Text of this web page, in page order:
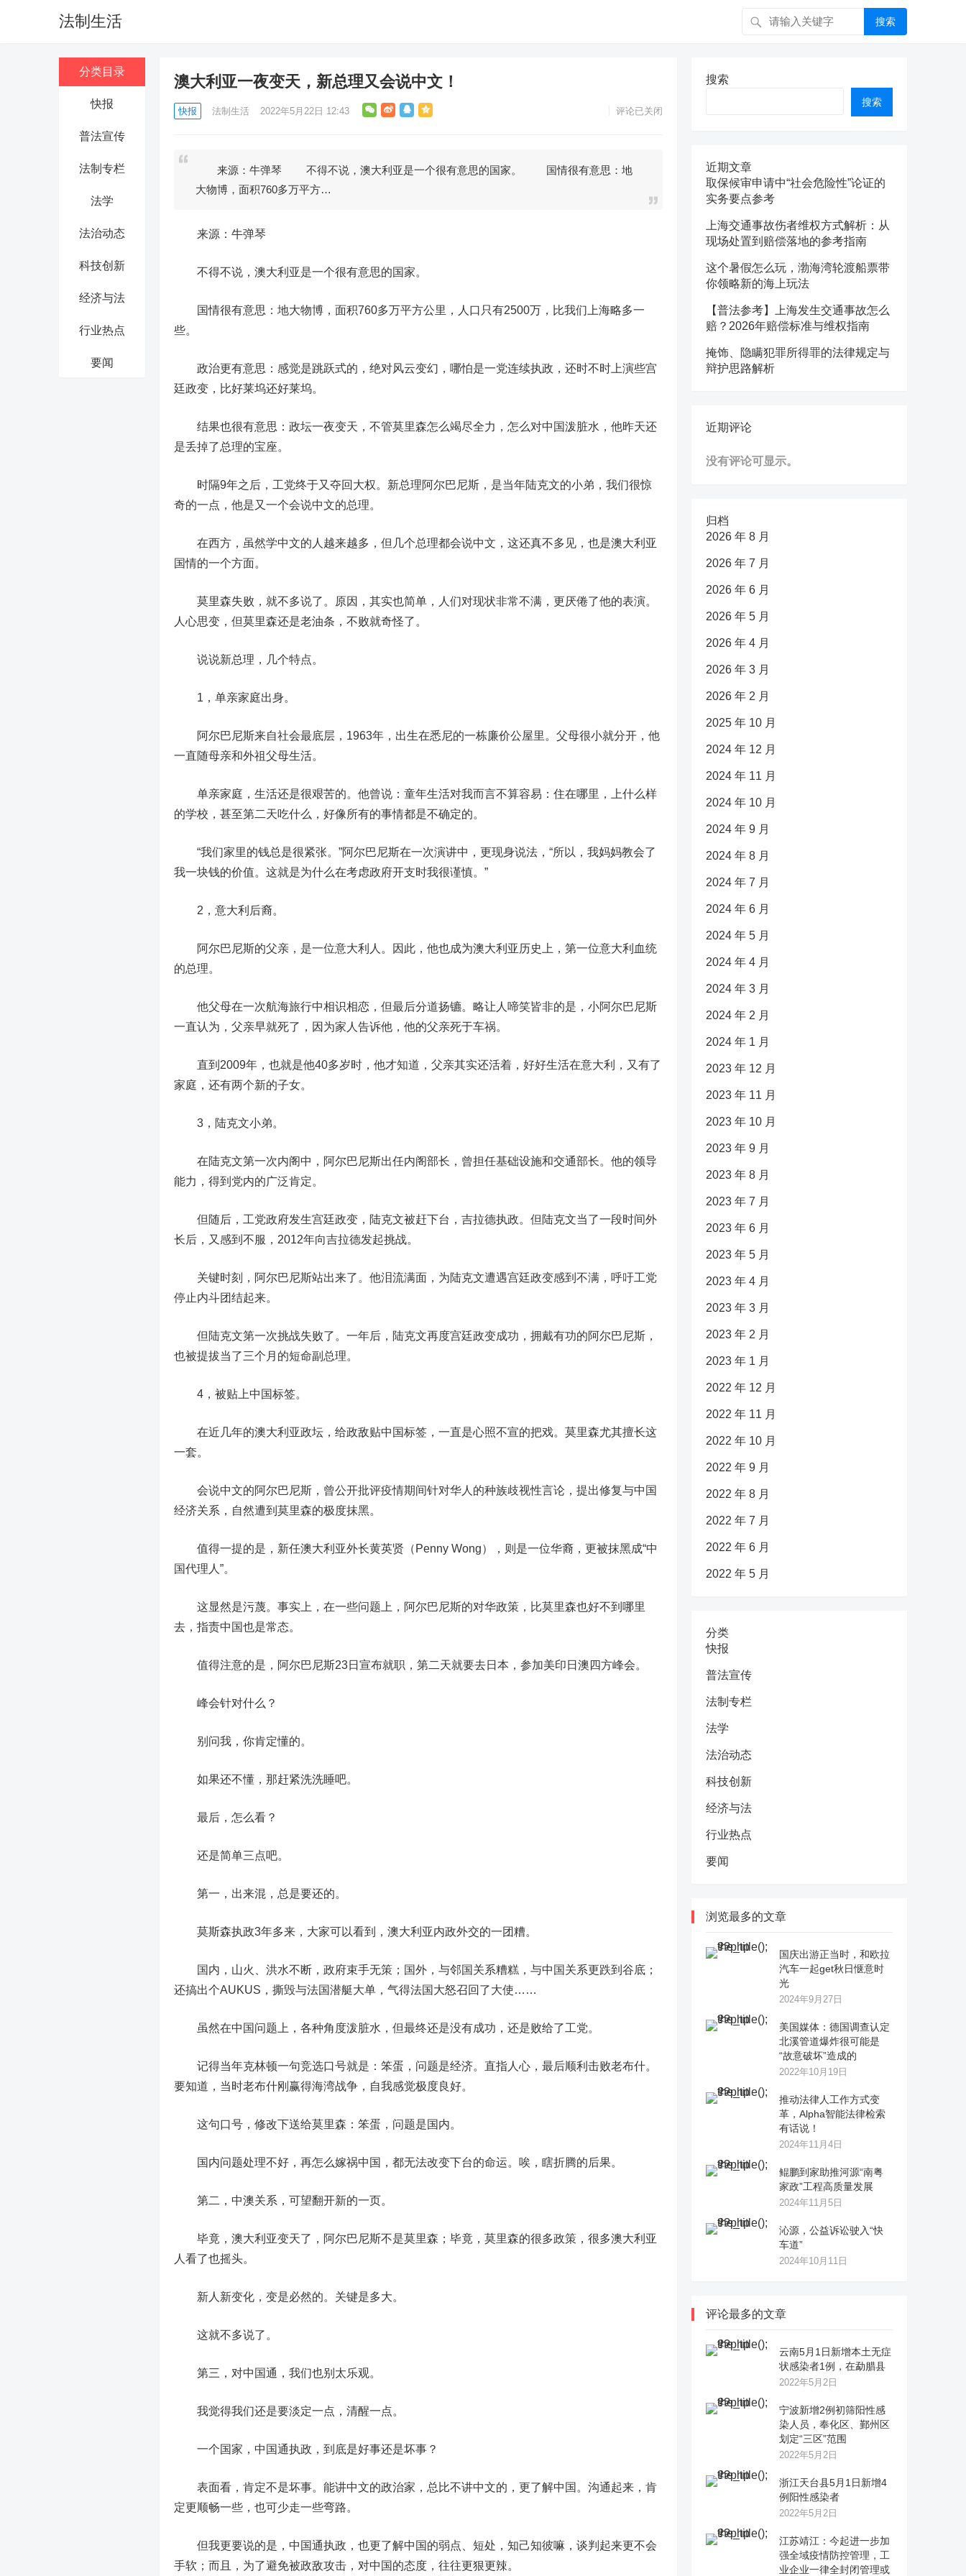
法制生活 搜索
分类目录
快报
普法宣传
法制专栏
法学
法治动态
科技创新
经济与法
行业热点
要闻
澳大利亚一夜变天，新总理又会说中文！
快报 法制生活 2022年5月22日 12:43 评论已关闭
来源：牛弹琴 不得不说，澳大利亚是一个很有意思的国家。 国情很有意思：地
大物博，面积760多万平方…
来源：牛弹琴
不得不说，澳大利亚是一个很有意思的国家。
国情很有意思：地大物博，面积760多万平方公里，人口只有2500万，比我们上海略多一
些。
政治更有意思：感觉是跳跃式的，绝对风云变幻，哪怕是一党连续执政，还时不时上演些宫
廷政变，比好莱坞还好莱坞。
结果也很有意思：政坛一夜变天，不管莫里森怎么竭尽全力，怎么对中国泼脏水，他昨天还
是丢掉了总理的宝座。
时隔9年之后，工党终于又夺回大权。新总理阿尔巴尼斯，是当年陆克文的小弟，我们很惊
奇的一点，他是又一个会说中文的总理。
在西方，虽然学中文的人越来越多，但几个总理都会说中文，这还真不多见，也是澳大利亚
国情的一个方面。
莫里森失败，就不多说了。原因，其实也简单，人们对现状非常不满，更厌倦了他的表演。
人心思变，但莫里森还是老油条，不败就奇怪了。
说说新总理，几个特点。
1，单亲家庭出身。
阿尔巴尼斯来自社会最底层，1963年，出生在悉尼的一栋廉价公屋里。父母很小就分开，他
一直随母亲和外祖父母生活。
单亲家庭，生活还是很艰苦的。他曾说：童年生活对我而言不算容易：住在哪里，上什么样
的学校，甚至第二天吃什么，好像所有的事情都是不确定的。
“我们家里的钱总是很紧张。”阿尔巴尼斯在一次演讲中，更现身说法， “所以，我妈妈教会了
我一块钱的价值。这就是为什么在考虑政府开支时我很谨慎。”
2，意大利后裔。
阿尔巴尼斯的父亲，是一位意大利人。因此，他也成为澳大利亚历史上，第一位意大利血统
的总理。
他父母在一次航海旅行中相识相恋，但最后分道扬镳。略让人啼笑皆非的是， 小阿尔巴尼斯
一直认为，父亲早就死了，因为家人告诉他，他的父亲死于车祸。
直到2009年，也就是他40多岁时，他才知道，父亲其实还活着，好好生活在意大利，又有了
家庭，还有两个新的子女。
3，陆克文小弟。
在陆克文第一次内阁中，阿尔巴尼斯出任内阁部长，曾担任基础设施和交通部长。他的领导
能力，得到党内的广泛肯定。
但随后，工党政府发生宫廷政变，陆克文被赶下台，吉拉德执政。但陆克文当了一段时间外
长后，又感到不服，2012年向吉拉德发起挑战。
关键时刻，阿尔巴尼斯站出来了。他泪流满面，为陆克文遭遇宫廷政变感到不满，呼吁工党
停止内斗团结起来。
但陆克文第一次挑战失败了。一年后，陆克文再度宫廷政变成功，拥戴有功的阿尔巴尼斯，
也被提拔当了三个月的短命副总理。
4，被贴上中国标签。
在近几年的澳大利亚政坛，给政敌贴中国标签，一直是心照不宣的把戏。莫里森尤其擅长这
一套。
会说中文的阿尔巴尼斯，曾公开批评疫情期间针对华人的种族歧视性言论，提出修复与中国
经济关系，自然遭到莫里森的极度抹黑。
值得一提的是，新任澳大利亚外长黄英贤（Penny Wong），则是一位华裔，更被抹黑成“中
国代理人”。
这显然是污蔑。事实上，在一些问题上，阿尔巴尼斯的对华政策，比莫里森也好不到哪里
去，指责中国也是常态。
值得注意的是， 阿尔巴尼斯23日宣布就职，第二天就要去日本，参加美印日澳四方峰会。
峰会针对什么？
别问我，你肯定懂的。
如果还不懂，那赶紧洗洗睡吧。
最后，怎么看？
还是简单三点吧。
第一，出来混，总是要还的。
莫斯森执政3年多来，大家可以看到，澳大利亚内政外交的一团糟。
国内，山火、洪水不断，政府束手无策；国外，与邻国关系糟糕，与中国关系更跌到谷底；
还搞出个AUKUS，撕毁与法国潜艇大单，气得法国大怒召回了大使……
虽然在中国问题上，各种角度泼脏水，但最终还是没有成功，还是败给了工党。
记得当年克林顿一句竞选口号就是： 笨蛋，问题是经济。 直指人心，最后顺利击败老布什。
要知道，当时老布什刚赢得海湾战争，自我感觉极度良好。
这句口号，修改下送给莫里森： 笨蛋，问题是国内。
国内问题处理不好，再怎么嫁祸中国，都无法改变下台的命运。唉，瞎折腾的后果。
第二，中澳关系，可望翻开新的一页。
毕竟，澳大利亚变天了，阿尔巴尼斯不是莫里森；毕竟，莫里森的很多政策，很多澳大利亚
人看了也摇头。
新人新变化，变是必然的。关键是多大。
这就不多说了。
第三，对中国通，我们也别太乐观。
我觉得我们还是要淡定一点，清醒一点。
一个国家，中国通执政，到底是好事还是坏事？
表面看，肯定不是坏事。能讲中文的政治家，总比不讲中文的，更了解中国。沟通起来，肯
定更顺畅一些，也可少走一些弯路。
但我更要说的是， 中国通执政，也更了解中国的弱点、短处，知己知彼嘛，谈判起来更不会
手软；而且，为了避免被政敌攻击，对中国的态度，往往更狠更辣。
搜索
搜索
近期文章
取保候审申请中“社会危险性”论证的
实务要点参考
上海交通事故伤者维权方式解析：从
现场处置到赔偿落地的参考指南
这个暑假怎么玩，渤海湾轮渡船票带
你领略新的海上玩法
【普法参考】上海发生交通事故怎么
赔？2026年赔偿标准与维权指南
掩饰、隐瞒犯罪所得罪的法律规定与
辩护思路解析
近期评论
没有评论可显示。
归档
2026 年 8 月
2026 年 7 月
2026 年 6 月
2026 年 5 月
2026 年 4 月
2026 年 3 月
2026 年 2 月
2025 年 10 月
2024 年 12 月
2024 年 11 月
2024 年 10 月
2024 年 9 月
2024 年 8 月
2024 年 7 月
2024 年 6 月
2024 年 5 月
2024 年 4 月
2024 年 3 月
2024 年 2 月
2024 年 1 月
2023 年 12 月
2023 年 11 月
2023 年 10 月
2023 年 9 月
2023 年 8 月
2023 年 7 月
2023 年 6 月
2023 年 5 月
2023 年 4 月
2023 年 3 月
2023 年 2 月
2023 年 1 月
2022 年 12 月
2022 年 11 月
2022 年 10 月
2022 年 9 月
2022 年 8 月
2022 年 7 月
2022 年 6 月
2022 年 5 月
分类
快报
普法宣传
法制专栏
法学
法治动态
科技创新
经济与法
行业热点
要闻
浏览最多的文章
国庆出游正当时，和欧拉
汽车一起get秋日惬意时
光
2024年9月27日
美国媒体：德国调查认定
北溪管道爆炸很可能是
“故意破坏”造成的
2022年10月19日
推动法律人工作方式变
革，Alpha智能法律检索
有话说！
2024年11月4日
鲲鹏到家助推河源“南粤
家政”工程高质量发展
2024年11月5日
沁源，公益诉讼驶入“快
车道”
2024年10月11日
评论最多的文章
云南5月1日新增本土无症
状感染者1例，在勐腊县
2022年5月2日
宁波新增2例初筛阳性感
染人员，奉化区、鄞州区
划定“三区”范围
2022年5月2日
浙江天台县5月1日新增4
例阳性感染者
2022年5月2日
江苏靖江：今起进一步加
强全域疫情防控管理，工
业企业一律全封闭管理或